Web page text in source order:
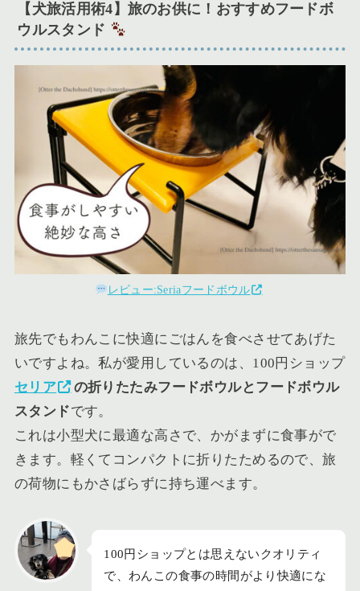
【犬旅活用術4】旅のお供に！おすすめフードボ
ウルスタンド
レビュー:Seriaフードボウル
旅先でもわんこに快適にごはんを食べさせてあげた
いですよね。私が愛用しているのは、100円ショップ
セリア
の折りたたみフードボウルとフードボウル
スタンドです。
これは小型犬に最適な高さで、かがまずに食事がで
きます。軽くてコンパクトに折りたためるので、旅
の荷物にもかさばらずに持ち運べます。
100円ショップとは思えないクオリティ
で、わんこの食事の時間がより快適にな